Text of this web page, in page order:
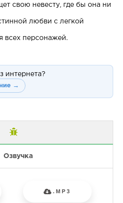
свою невесту, где бы она ни
любви с легкой
всех персонажей.
интернета?
→
Озвучка
.MP3